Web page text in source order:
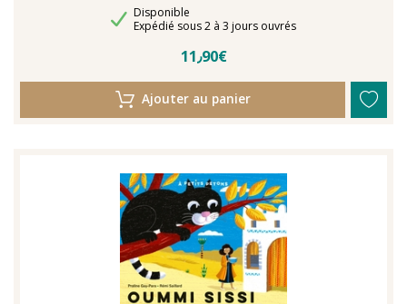
Disponibilité
Disponible
Délais de livraison
Expédié sous 2 à 3 jours ouvrés
11٫90€
Ajouter au panier